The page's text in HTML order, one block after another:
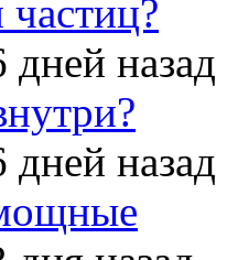
дней назад
дней назад